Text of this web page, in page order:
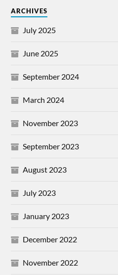
ARCHIVES
July 2025
June 2025
September 2024
March 2024
November 2023
September 2023
August 2023
July 2023
January 2023
December 2022
November 2022